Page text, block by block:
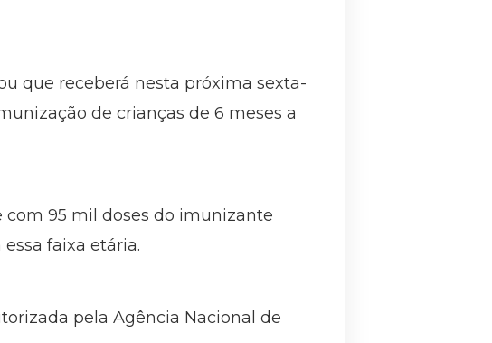
que receberá nesta próxima sexta-
de crianças de 6 meses a
95 mil doses do imunizante
faixa etária.
pela Agência Nacional de